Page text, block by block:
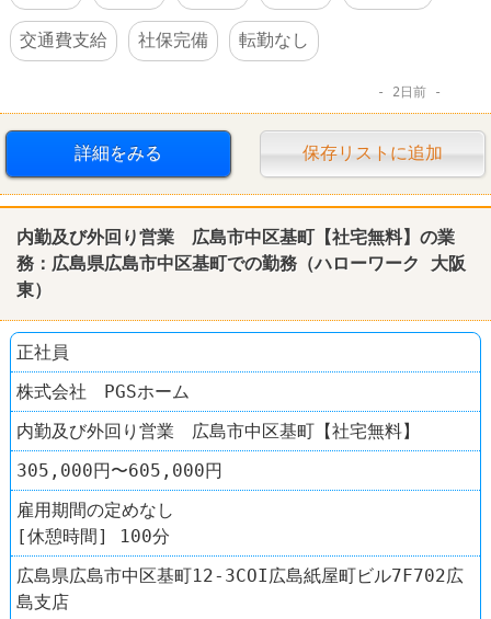
交通費支給 社保完備 転勤なし
2日前
詳細をみる 保存リストに追加
内勤及び外回り営業 広島市中区基町【社宅無料】の業
務：広島県広島市中区基町での勤務（ハローワーク
大阪
東）
正社員
株式会社 PGSホーム
内勤及び外回り営業 広島市中区基町【社宅無料】
305,000円〜605,000円
雇用期間の定めなし
[休憩時間] 100分
広島県広島市中区基町12-3COI広島紙屋町ビル7F702広
島支店